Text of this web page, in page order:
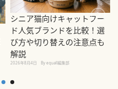
シニア猫向けキャットフー
ド人気ブランドを比較！選
び方や切り替えの注意点も
解説
2026年8月4日 By equall編集部